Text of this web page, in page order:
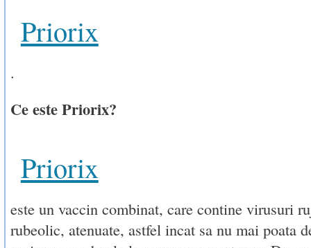
Priorix
.
Ce este Priorix?
Priorix
este un vaccin combinat, care contine virusuri
rubeolic, atenuate, astfel incat sa nu mai poata